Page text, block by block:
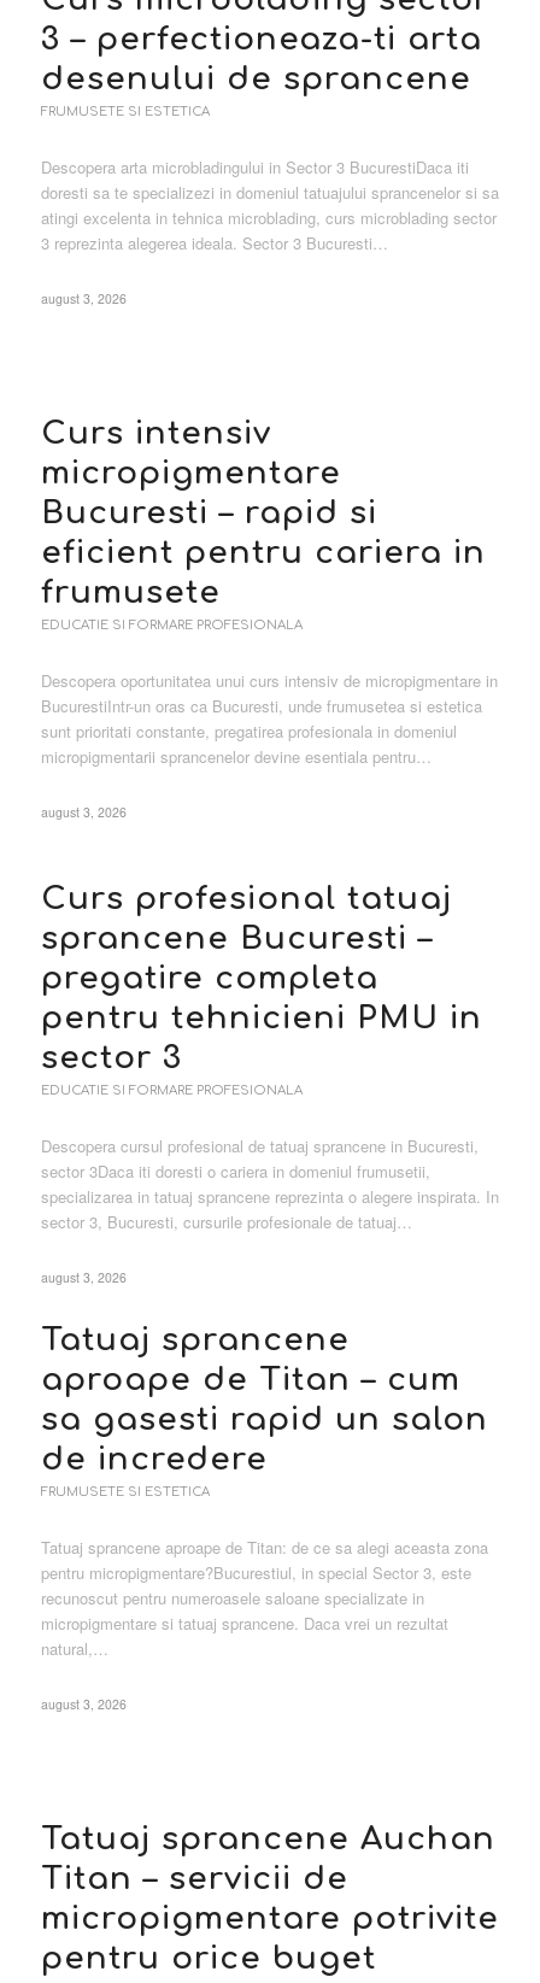
3 – perfectioneaza-ti arta
desenului de sprancene
FRUMUSETE SI ESTETICA
Descopera arta microbladingului in Sector 3 BucurestiDaca iti
doresti sa te specializezi in domeniul tatuajului sprancenelor si sa
atingi excelenta in tehnica microblading, curs microblading sector
3 reprezinta alegerea ideala. Sector 3 Bucuresti…
august 3, 2026
Curs intensiv
micropigmentare
Bucuresti – rapid si
eficient pentru cariera in
frumusete
EDUCATIE SI FORMARE PROFESIONALA
Descopera oportunitatea unui curs intensiv de micropigmentare in
BucurestiIntr-un oras ca Bucuresti, unde frumusetea si estetica
sunt prioritati constante, pregatirea profesionala in domeniul
micropigmentarii sprancenelor devine esentiala pentru…
august 3, 2026
Curs profesional tatuaj
sprancene Bucuresti –
pregatire completa
pentru tehnicieni PMU in
sector 3
EDUCATIE SI FORMARE PROFESIONALA
Descopera cursul profesional de tatuaj sprancene in Bucuresti,
sector 3Daca iti doresti o cariera in domeniul frumusetii,
specializarea in tatuaj sprancene reprezinta o alegere inspirata. In
sector 3, Bucuresti, cursurile profesionale de tatuaj…
august 3, 2026
Tatuaj sprancene
aproape de Titan – cum
sa gasesti rapid un salon
de incredere
FRUMUSETE SI ESTETICA
Tatuaj sprancene aproape de Titan: de ce sa alegi aceasta zona
pentru micropigmentare?Bucurestiul, in special Sector 3, este
recunoscut pentru numeroasele saloane specializate in
micropigmentare si tatuaj sprancene. Daca vrei un rezultat
natural,…
august 3, 2026
Tatuaj sprancene Auchan
Titan – servicii de
micropigmentare potrivite
pentru orice buget